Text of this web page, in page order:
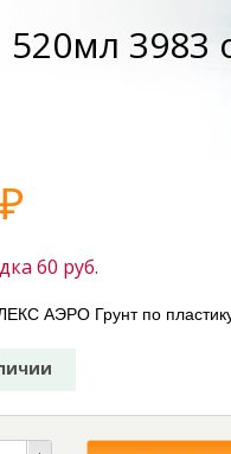
3983
₽
60 руб.
АЭРО Грунт по